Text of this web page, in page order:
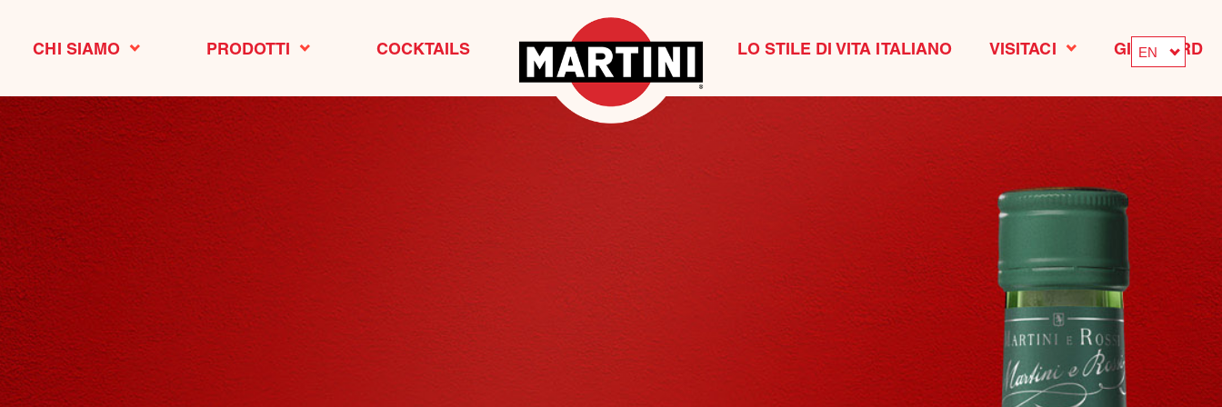
CHI SIAMO PRODOTTI COCKTAILS LO STILE DI VITA ITALIANO VISITACI GIFT CARD
EN